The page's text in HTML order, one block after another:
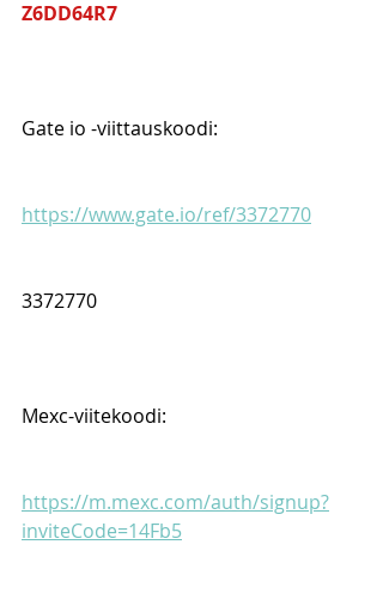
Z6DD64R7
Gate io -viittauskoodi:
https://www.gate.io/ref/3372770
3372770
Mexc-viitekoodi:
https://m.mexc.com/auth/signup?
inviteCode=14Fb5